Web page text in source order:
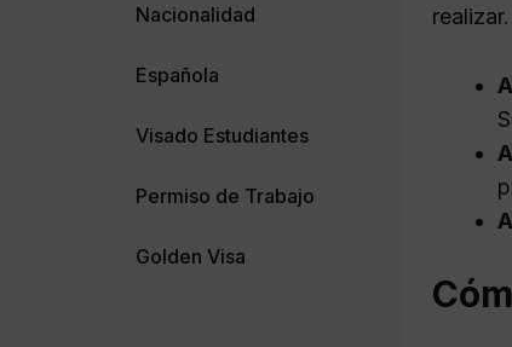
Nacionalidad
Española
Visado Estudiantes
Permiso de Trabajo
Golden Visa